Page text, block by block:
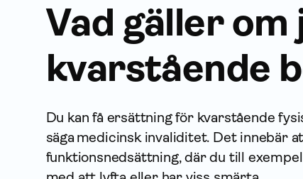
Vad gäller om
kvarstående
Du kan få ersättning för kvarstående
säga medicinsk invaliditet. Det innebär
funktionsnedsättning, där du till